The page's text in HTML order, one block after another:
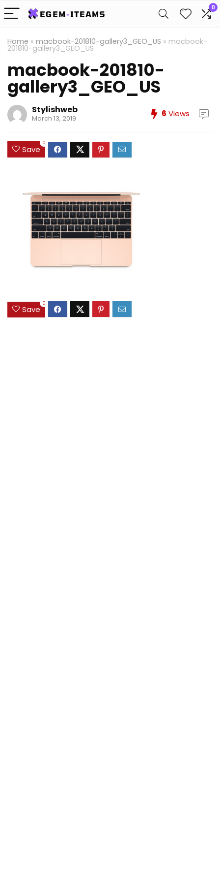
0
Home » macbook-201810-gallery3_GEO_US » macbook-
201810-gallery3_GEO_US
macbook-201810-
gallery3_GEO_US
Stylishweb
March 13, 2019 6 Views
Save
0
Save
0